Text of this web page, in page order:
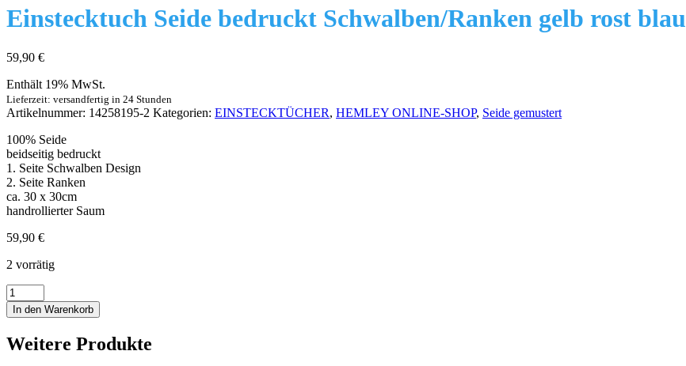
Einstecktuch Seide bedruckt Schwalben/Ranken gelb rost blau
59,90 €
Enthält 19% MwSt.
Lieferzeit: versandfertig in 24 Stunden
Artikelnummer: 14258195-2 Kategorien: EINSTECKTÜCHER, HEMLEY ONLINE-SHOP, Seide gemustert
100% Seide
beidseitig bedruckt
1. Seite Schwalben Design
2. Seite Ranken
ca. 30 x 30cm
handrollierter Saum
59,90 €
2 vorrätig
Einstecktuch
Seide
bedruckt
gelb
In den Warenkorb
Weitere Produkte